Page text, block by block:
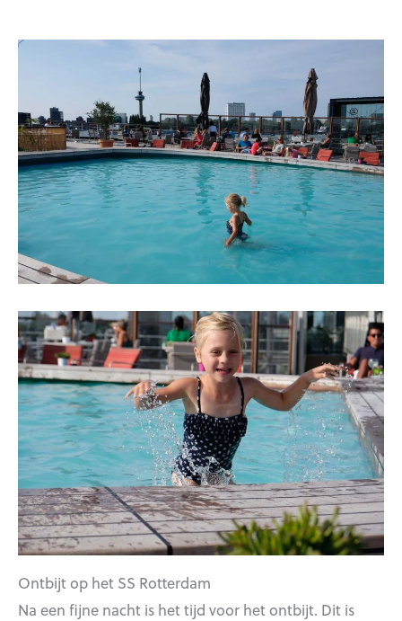
Ontbijt op het SS Rotterdam
Na een fijne nacht is het tijd voor het ontbijt. Dit is